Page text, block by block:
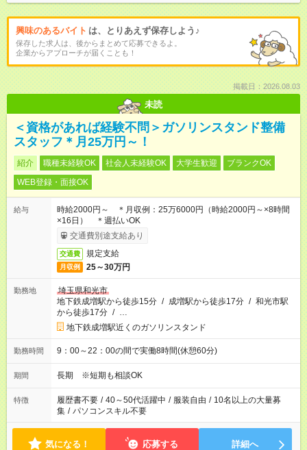
興味のあるバイト は、とりあえず保存しよう♪
保存した求人は、後からまとめて応募できるよ。
企業からアプローチが届くことも！
掲載日：2026.08.03
未読
＜資格があれば経験不問＞ガソリンスタンド整備
スタッフ＊月25万円～！
紹介 職種未経験OK 社会人未経験OK 大学生歓迎
ブランクOK
WEB登録・面接OK
給与
時給2000円～ ＊月収例：25万6000円（時給2000円～×8時間
×16日） ＊週払いOK
交通費別途支給あり
交通費 規定支給
月収例 25～30万円
勤務地
埼玉県和光市
地下鉄成増駅から徒歩15分 / 成増駅から徒歩17分 / 和光市駅
から徒歩17分 / …
地下鉄成増駅近くのガソリンスタンド
勤務時間 9：00～22：00の間で実働8時間(休憩60分)
期間 長期 ※短期も相談OK
特徴 履歴書不要 / 40～50代活躍中 / 服装自由 / 10名以上の大量募
集 / パソコンスキル不要
気になる！ 応募する 詳細へ